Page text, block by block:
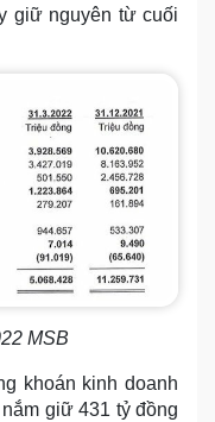
giữ nguyên từ cuối
MSB
khoán kinh doanh
giữ 431 tỷ đồng